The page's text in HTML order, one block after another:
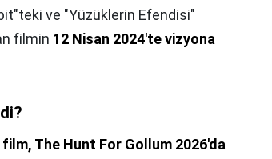
ve "Yüzüklerin Efendisi"
filmin 12 Nisan 2024'te vizyona
The Hunt For Gollum 2026'da